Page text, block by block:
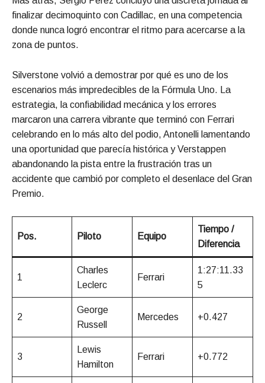
finalizar decimoquinto con Cadillac, en una competencia
donde nunca logró encontrar el ritmo para acercarse a la
zona de puntos.
Silverstone volvió a demostrar por qué es uno de los
escenarios más impredecibles de la Fórmula Uno. La
estrategia, la confiabilidad mecánica y los errores
marcaron una carrera vibrante que terminó con Ferrari
celebrando en lo más alto del podio, Antonelli lamentando
una oportunidad que parecía histórica y Verstappen
abandonando la pista entre la frustración tras un
accidente que cambió por completo el desenlace del Gran
Premio.
Pos. Piloto Equipo
Tiempo /
Diferencia
1
Charles
Leclerc
Ferrari
1:27:11.33
5
2
George
Russell
Mercedes +0.427
3
Lewis
Hamilton
Ferrari +0.772